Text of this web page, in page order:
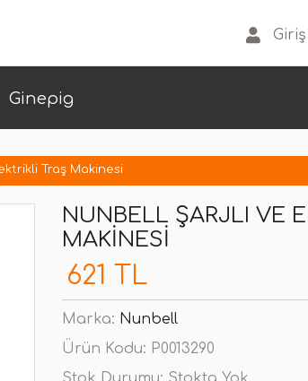
Ginepig
Traş Makinesi
NUNBELL ŞARJLI VE
MAKINESI
621 TL
Marka: Nunbell
Ürün Kodu: P0013290